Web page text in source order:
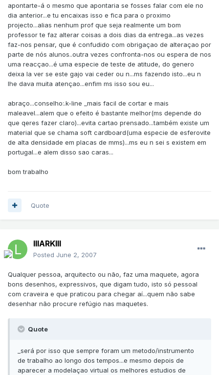
apontarte-á o mesmo que apontaria se fosses falar com ele no
dia anterior...e tu encaixas isso e fica para o proximo
projecto...alias nenhum prof que seja realmente um bom
professor te faz alterar coisas a dois dias da entrega...as vezes
faz-nos pensar, que é confudido com obrigaçao de alteraçao por
parte de nós alunos..outra vezes confronta-nos ou espera de nos
uma reacçao...é uma especie de teste de atitude, do genero
deixa la ver se este gajo vai ceder ou n...ms fazendo isto...eu n
lhe dava muita atençao...enfim ms isso sou eu...
abraço...conselho:.k-line _mais facil de cortar e mais
maleavel...alem que o efeito é bastante melhor(ms depende do
que qeres fazer claro)...evita cartao prensado...também existe um
material que se chama soft cardboard(uma especie de esferovite
de alta densidade em placas de mms)...ms eu n sei s existem em
portugal...e alem disso sao caras...
bom trabalho
Quote
lllARKlll
Posted June 2, 2007
Qualquer pessoa, arquitecto ou não, faz uma maquete, agora
bons desenhos, expressivos, que digam tudo, isto só pessoal
com craveira e que praticou para chegar aí...quem não sabe
desenhar não procure refúgio nas maquetes.
Quote
_será por isso que sempre foram um metodo/instrumento
de trabalho ao longo dos tempos...e mesmo depois de
aparecer a modelaçao virtual os melhores estudios de